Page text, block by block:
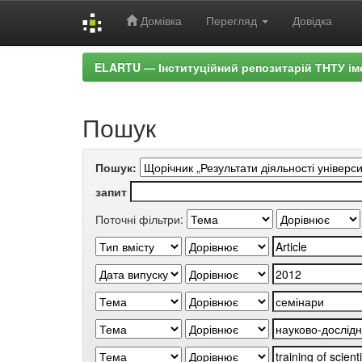
Домівка Перегляд Довідка
ELARTU — Інституційний репозитарій ТНТУ
Пошук
Пошук:
запит
Поточні фільтри: